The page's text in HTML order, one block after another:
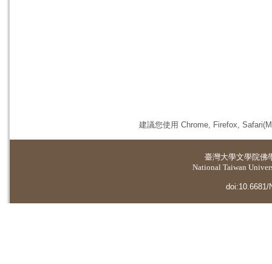
建議您使用 Chrome, Firefox,
臺灣大學文學院佛
National Taiwan
doi:10.6681/